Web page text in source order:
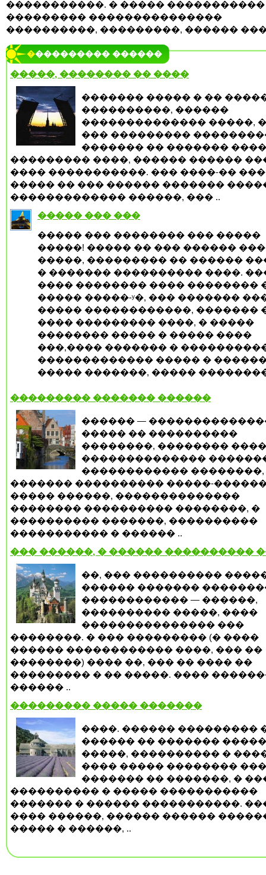
�����������. � ����� �����������
��������� ���������������
����������, ���������, ������
���������� ������
�����, �������� �� ����
������� ����� � ��
����������, ������
�������������� �����,
��� ���������
������� �� �������
��������� ����, ������ ������
���� �����������. ��� ����-��
����� �� ��� ������ �������
������������� ������, ��� ..
����� ��� ���
����� ��� �������� ��� �����
�����! ����� �� ��� ������
�����, ��������� �� ������
� ������� ���������� ����.
���� �������� ���� ��������
����� �����-ʸ�, ��� �������
����� ������������, �������
���� ��������� ����, � �����
�������� ����� � ����� ����
���,���� ������� �
������������� ����� �
����� �������, �����
��������� ������� ������
������ —
����� �� ����������
��������, ��������
��������������
������������ ��������,
������� ���������� �����-
����� ������, ��������������
�������� ���������� ��������, �
���������� �������, ����������
����������� � ������ ..
��� ������, � ������ ����������
��, ��� ����������
������ �������
������������ — ������,
���������� �����, ����
��������������� ���
��������. � ��� ��������� (� ����
������ ������������ ����, ��� ��
��������) ���� ��, ��� �� ���� ��
��������� � �� �����. ����
������ ..
��������� ����� �������
����. ������ ���������
������ �� �������
�����, ���������� �
���� ����� ��������
������� �� �������, �
���������� � ����� �����������
������� � ������ �����������.
���� ������, ������ ������
����� � ������, ..